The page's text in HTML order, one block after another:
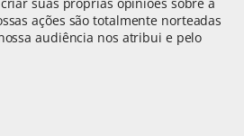
ações são totalmente norteadas
audiência nos atribui e pelo